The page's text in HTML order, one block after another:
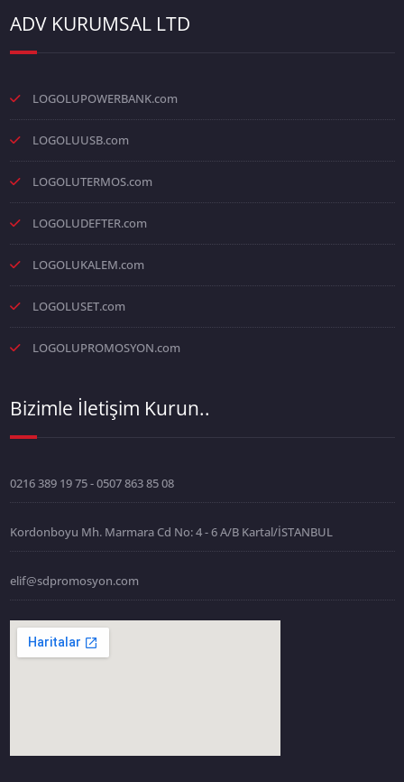
ADV KURUMSAL LTD
LOGOLUPOWERBANK.com
LOGOLUUSB.com
LOGOLUTERMOS.com
LOGOLUDEFTER.com
LOGOLUKALEM.com
LOGOLUSET.com
LOGOLUPROMOSYON.com
Bizimle İletişim Kurun..
0216 389 19 75 - 0507 863 85 08
Kordonboyu Mh. Marmara Cd No: 4 - 6 A/B Kartal/İSTANBUL
elif@sdpromosyon.com